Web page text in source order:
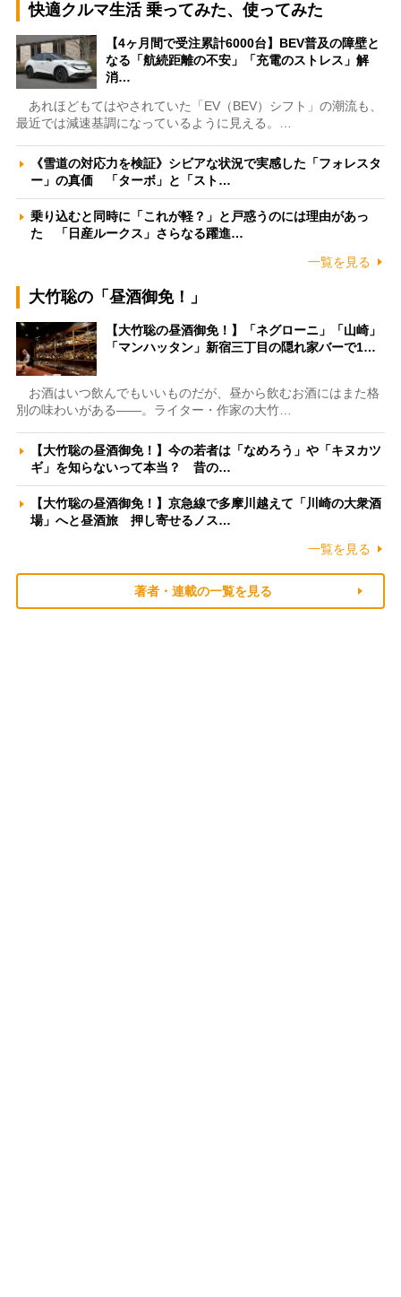
快適クルマ生活 乗ってみた、使ってみた
【4ヶ月間で受注累計6000台】BEV普及の障壁と
なる「航続距離の不安」「充電のストレス」解
消…
あれほどもてはやされていた「EV（BEV）シフト」の潮流も、
最近では減速基調になっているように見える。…
《雪道の対応力を検証》シビアな状況で実感した「フォレスタ
ー」の真価 「ターボ」と「スト…
乗り込むと同時に「これが軽？」と戸惑うのには理由があっ
た 「日産ルークス」さらなる躍進…
一覧を見る
大竹聡の「昼酒御免！」
【大竹聡の昼酒御免！】「ネグローニ」「山崎」
「マンハッタン」新宿三丁目の隠れ家バーで1…
お酒はいつ飲んでもいいものだが、昼から飲むお酒にはまた格
別の味わいがある――。ライター・作家の大竹…
【大竹聡の昼酒御免！】今の若者は「なめろう」や「キヌカツ
ギ」を知らないって本当？ 昔の…
【大竹聡の昼酒御免！】京急線で多摩川越えて「川崎の大衆酒
場」へと昼酒旅 押し寄せるノス…
一覧を見る
著者・連載の一覧を見る